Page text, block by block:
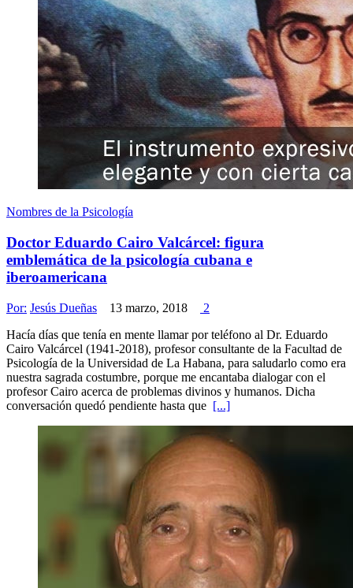
Nombres de la Psicología
Doctor Eduardo Cairo Valcárcel: figura
emblemática de la psicología cubana e
iberoamericana
Por: Jesús Dueñas 13 marzo, 2018
2
Hacía días que tenía en mente llamar por teléfono al Dr. Eduardo
Cairo Valcárcel (1941-2018), profesor consultante de la Facultad de
Psicología de la Universidad de La Habana, para saludarlo como era
nuestra sagrada costumbre, porque me encantaba dialogar con el
profesor Cairo acerca de problemas divinos y humanos. Dicha
conversación quedó pendiente hasta que [...]